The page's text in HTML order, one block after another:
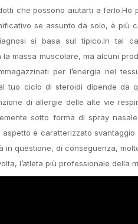
che possono aiutarti a
se assunto da solo, è più
si basa sul tipico.In tal
massa muscolare, ma alcuni
per l’energia nel
tuo ciclo di steroidi dipende da
di allergie delle alte vie
sotto forma di spray
aspetto è caratterizzato
questione, di conseguenza,
l’atleta più professionale della